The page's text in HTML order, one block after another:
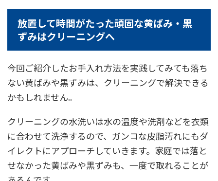
放置して時間がたった頑固な黄ばみ・黒
ずみはクリーニングへ
今回ご紹介したお手入れ方法を実践してみても落ち
ない黄ばみや黒ずみは、クリーニングで解決できる
かもしれません。
クリーニングの水洗いは水の温度や洗剤などを衣類
に合わせて洗浄するので、ガンコな皮脂汚れにもダ
イレクトにアプローチしていきます。家庭では落と
せなかった黄ばみや黒ずみも、一度で取れることが